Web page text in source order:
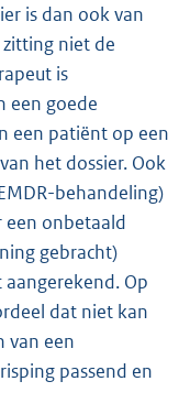
is dan ook van
niet de
is
een goede
een patiënt op een
het dossier. Ook
behandeling)
een onbetaald
gebracht)
Op
dat niet kan
van een
passend en